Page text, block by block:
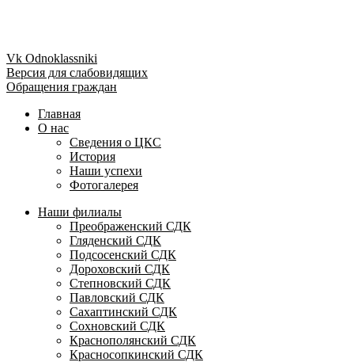
Vk Odnoklassniki
Версия для слабовидящих
Обращения граждан
Главная
О нас
Сведения о ЦКС
История
Наши успехи
Фотогалерея
Наши филиалы
Преображенский СДК
Гляденский СДК
Подсосенский СДК
Дороховский СДК
Степновский СДК
Павловский СДК
Сахаптинский СДК
Сохновский СДК
Краснополянский СДК
Красносопкинский СДК